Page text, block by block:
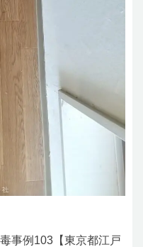
事例103【東京都江戸